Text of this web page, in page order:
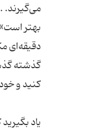
می‌گیرند.
گذشته
یاد